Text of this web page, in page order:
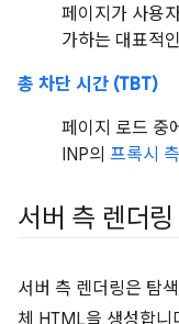
페이지가 사용
가하는 대표적
총 차단 시간 (TBT)
페이지 로드 중
INP의 프록시
서버 측 렌더링
서버 측 렌더링은 탐
체 HTML을 생성합니